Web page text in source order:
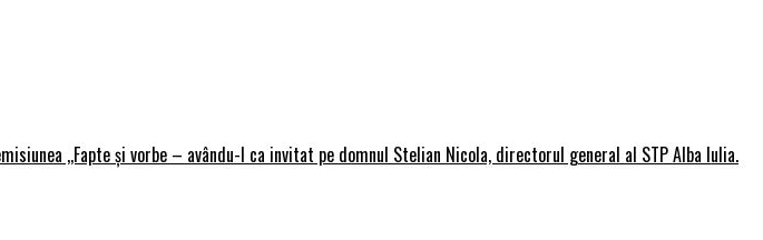
,,Fapte și vorbe – avându-l ca invitat pe domnul Stelian Nicola, directorul general al STP Alba Iulia.